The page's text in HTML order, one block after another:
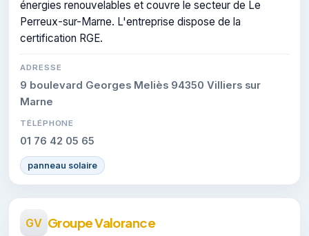
énergies renouvelables et couvre le secteur de Le
Perreux-sur-Marne. L'entreprise dispose de la
certification RGE.
ADRESSE
9 boulevard Georges Meliès 94350 Villiers sur
Marne
TÉLÉPHONE
01 76 42 05 65
panneau solaire
GV Groupe Valorance